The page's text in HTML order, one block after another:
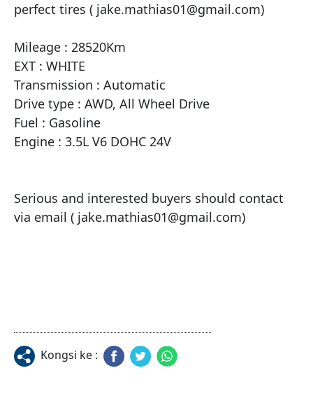
perfect tires ( jake.mathias01@gmail.com)
Mileage : 28520Km
EXT : WHITE
Transmission : Automatic
Drive type : AWD, All Wheel Drive
Fuel : Gasoline
Engine : 3.5L V6 DOHC 24V
Serious and interested buyers should contact
via email ( jake.mathias01@gmail.com)
Kongsi ke :